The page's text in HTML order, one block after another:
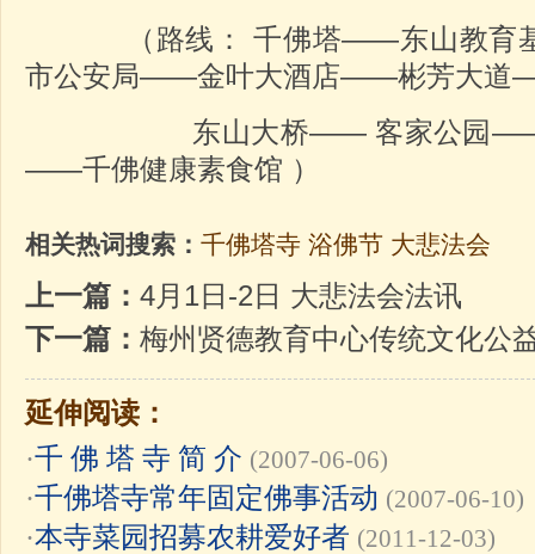
（路线： 千佛塔——东山教育
市公安局——金叶大酒店——彬芳大
东山大桥—— 客家公园——龙
——千佛健康素食馆 ）
相关热词搜索： 千佛塔寺 浴佛节 大悲法会
上一篇： 4月1日-2日 大悲法会法讯
下一篇： 梅州贤德教育中心传统文化公
延伸阅读：
·千 佛 塔 寺 简 介 (2007-06-06)
·千佛塔寺常年固定佛事活动 (2007-06-10)
·本寺菜园招募农耕爱好者 (2011-12-03)